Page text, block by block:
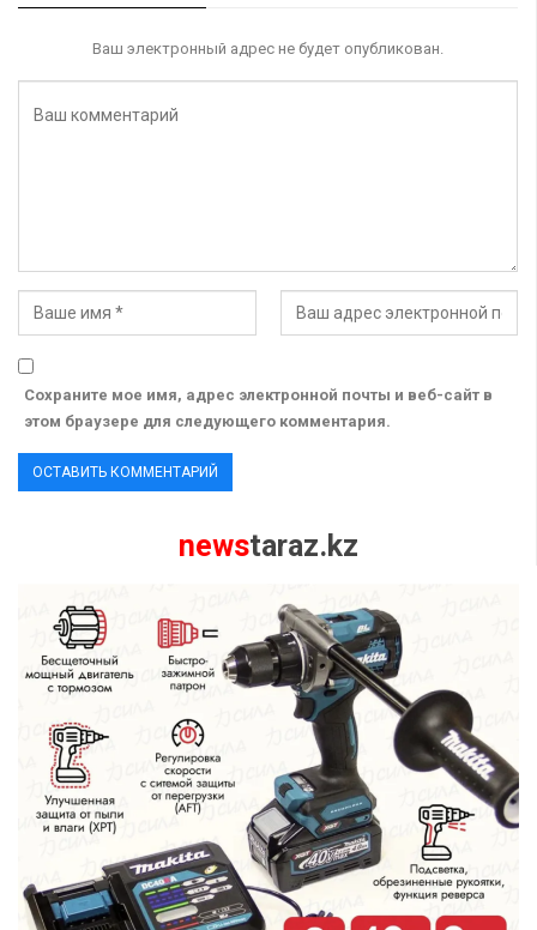
Ваш электронный адрес не будет опубликован.
Сохраните мое имя, адрес электронной почты и веб-сайт в
этом браузере для следующего комментария.
newstaraz.kz